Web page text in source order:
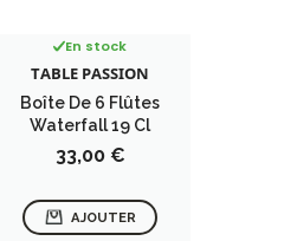
En stock
TABLE PASSION
Boîte De 6 Flûtes
Waterfall 19 Cl
Prix
33,00 €
AJOUTER